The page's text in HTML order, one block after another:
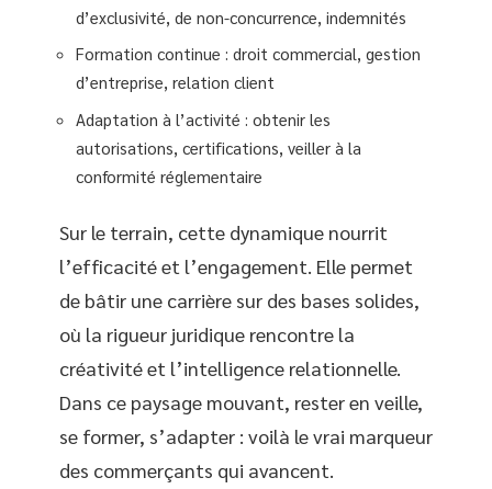
d’exclusivité, de non-concurrence, indemnités
Formation continue : droit commercial, gestion
d’entreprise, relation client
Adaptation à l’activité : obtenir les
autorisations, certifications, veiller à la
conformité réglementaire
Sur le terrain, cette dynamique nourrit
l’efficacité et l’engagement. Elle permet
de bâtir une carrière sur des bases solides,
où la rigueur juridique rencontre la
créativité et l’intelligence relationnelle.
Dans ce paysage mouvant, rester en veille,
se former, s’adapter : voilà le vrai marqueur
des commerçants qui avancent.